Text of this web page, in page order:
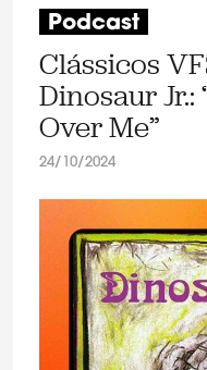
Podcast
Clássicos
Dinosaur Jr.:
Over Me”
24/10/2024